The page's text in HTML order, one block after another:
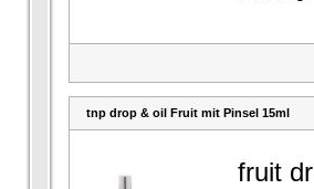
tnp drop & oil Fruit mit Pinsel 15ml
fruit